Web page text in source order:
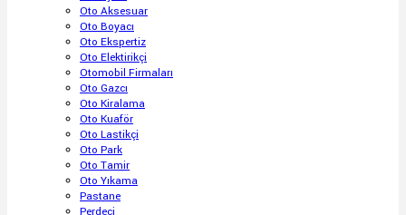
Oto Aksesuar
Oto Boyacı
Oto Ekspertiz
Oto Elektirikçi
Otomobil Firmaları
Oto Gazcı
Oto Kiralama
Oto Kuaför
Oto Lastikçi
Oto Park
Oto Tamir
Oto Yıkama
Pastane
Perdeci